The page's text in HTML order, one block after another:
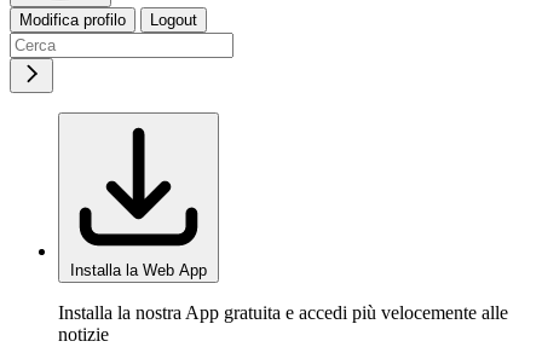
Modifica profilo Logout
Installa la Web App
Installa la nostra App gratuita e accedi più velocemente alle
notizie